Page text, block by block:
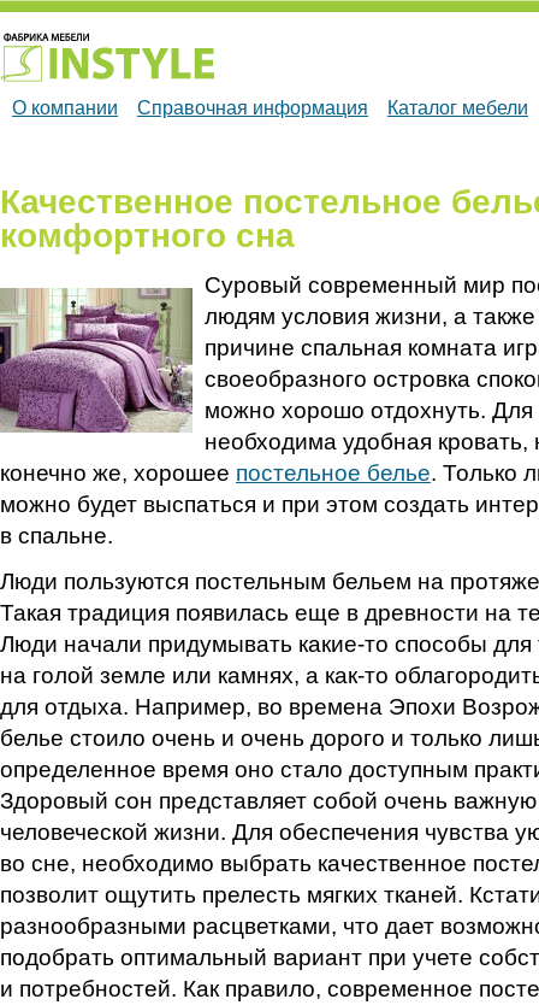
О компании Справочная информация Каталог мебели
Качественное постельное
комфортного сна
Суровый современный мир
людям условия жизни, а
причине спальная комната
своеобразного островка
можно хорошо отдохнуть. Для
необходима удобная
конечно же, хорошее постельное белье. Только
можно будет выспаться и при этом создать
в спальне.
Люди пользуются постельным бельем на
Такая традиция появилась еще в древности на
Люди начали придумывать какие-то способы для
на голой земле или камнях, а как-то
для отдыха. Например, во времена Эпохи
белье стоило очень и очень дорого и только
определенное время оно стало доступным
Здоровый сон представляет собой очень
человеческой жизни. Для обеспечения чувства
во сне, необходимо выбрать качественное
позволит ощутить прелесть мягких тканей.
разнообразными расцветками, что дает
подобрать оптимальный вариант при учете
и потребностей. Как правило, современное